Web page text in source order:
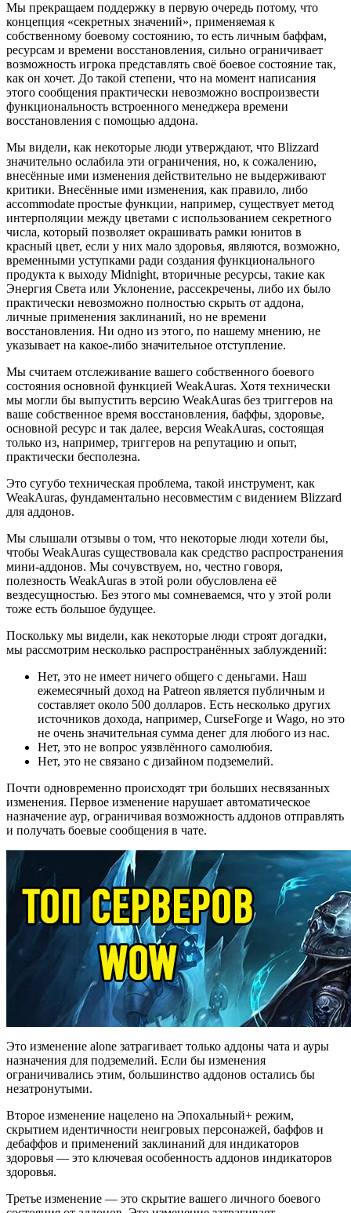
Мы прекращаем поддержку в первую очередь потому, что
концепция «секретных значений», применяемая к
собственному боевому состоянию, то есть личным баффам,
ресурсам и времени восстановления, сильно ограничивает
возможность игрока представлять своё боевое состояние так,
как он хочет. До такой степени, что на момент написания
этого сообщения практически невозможно воспроизвести
функциональность встроенного менеджера времени
восстановления с помощью аддона.
Мы видели, как некоторые люди утверждают, что Blizzard
значительно ослабила эти ограничения, но, к сожалению,
внесённые ими изменения действительно не выдерживают
критики. Внесённые ими изменения, как правило, либо
accommodate простые функции, например, существует метод
интерполяции между цветами с использованием секретного
числа, который позволяет окрашивать рамки юнитов в
красный цвет, если у них мало здоровья, являются, возможно,
временными уступками ради создания функционального
продукта к выходу Midnight, вторичные ресурсы, такие как
Энергия Света или Уклонение, рассекречены, либо их было
практически невозможно полностью скрыть от аддона,
личные применения заклинаний, но не времени
восстановления. Ни одно из этого, по нашему мнению, не
указывает на какое-либо значительное отступление.
Мы считаем отслеживание вашего собственного боевого
состояния основной функцией WeakAuras. Хотя технически
мы могли бы выпустить версию WeakAuras без триггеров на
ваше собственное время восстановления, баффы, здоровье,
основной ресурс и так далее, версия WeakAuras, состоящая
только из, например, триггеров на репутацию и опыт,
практически бесполезна.
Это сугубо техническая проблема, такой инструмент, как
WeakAuras, фундаментально несовместим с видением Blizzard
для аддонов.
Мы слышали отзывы о том, что некоторые люди хотели бы,
чтобы WeakAuras существовала как средство распространения
мини-аддонов. Мы сочувствуем, но, честно говоря,
полезность WeakAuras в этой роли обусловлена её
вездесущностью. Без этого мы сомневаемся, что у этой роли
тоже есть большое будущее.
Поскольку мы видели, как некоторые люди строят догадки,
мы рассмотрим несколько распространённых заблуждений:
Нет, это не имеет ничего общего с деньгами. Наш
ежемесячный доход на Patreon является публичным и
составляет около 500 долларов. Есть несколько других
источников дохода, например, CurseForge и Wago, но это
не очень значительная сумма денег для любого из нас.
Нет, это не вопрос уязвлённого самолюбия.
Нет, это не связано с дизайном подземелий.
Почти одновременно происходят три больших несвязанных
изменения. Первое изменение нарушает автоматическое
назначение аур, ограничивая возможность аддонов отправлять
и получать боевые сообщения в чате.
Это изменение alone затрагивает только аддоны чата и ауры
назначения для подземелий. Если бы изменения
ограничивались этим, большинство аддонов остались бы
незатронутыми.
Второе изменение нацелено на Эпохальный+ режим,
скрытием идентичности неигровых персонажей, баффов и
дебаффов и применений заклинаний для индикаторов
здоровья — это ключевая особенность аддонов индикаторов
здоровья.
Третье изменение — это скрытие вашего личного боевого